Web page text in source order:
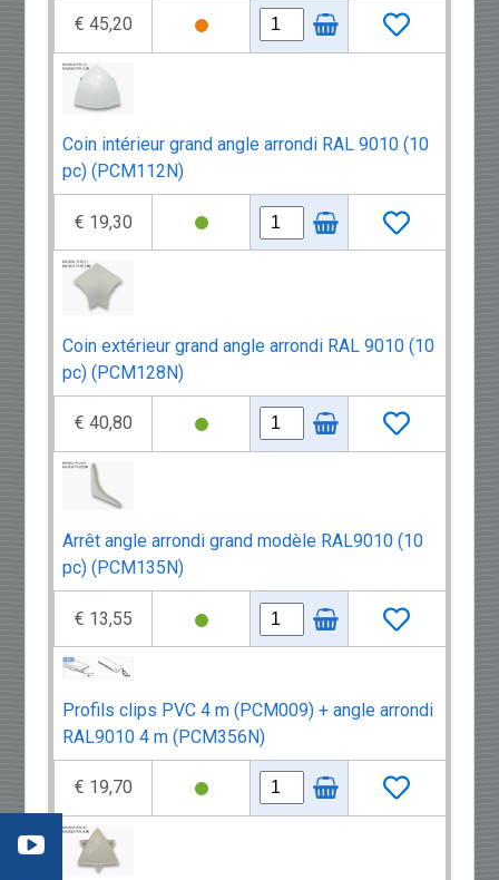
€ 45,20
Coin intérieur grand angle arrondi RAL 9010 (10
pc) (PCM112N)
€ 19,30
Coin extérieur grand angle arrondi RAL 9010 (10
pc) (PCM128N)
€ 40,80
Arrêt angle arrondi grand modèle RAL9010 (10
pc) (PCM135N)
€ 13,55
Profils clips PVC 4 m (PCM009) + angle arrondi
RAL9010 4 m (PCM356N)
€ 19,70
les